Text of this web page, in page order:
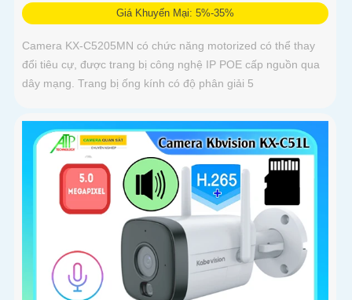
Giá Khuyến Mại: 5%-35%
Camera KX-C5205MN có chức năng motorized có thể thay
đổi tiêu cự, được trang bị công nghệ IP POE cấp nguồn qua
dây mạng. Trang bị ống kính có độ phân giải 5